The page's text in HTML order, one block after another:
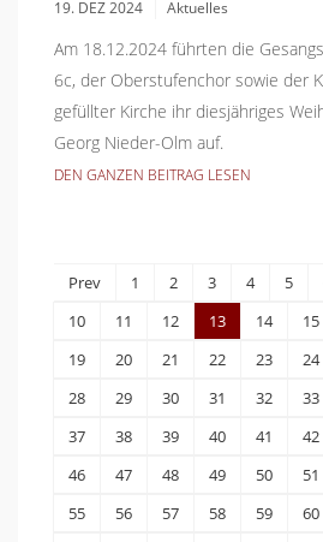
19. DEZ 2024 Aktuelles
Am 18.12.2024 führten die
6c, der Oberstufenchor sowie der
gefüllter Kirche ihr diesjähriges
Georg Nieder-Olm auf.
DEN GANZEN BEITRAG LESEN
Prev 1 2 3 4 5
10
11 12 13 14 15
19
20 21 22 23 24
28
29 30 31 32 33
37
38 39 40 41 42
46
47 48 49 50 51
55
56 57 58 59 60